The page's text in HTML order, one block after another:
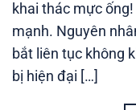
khai thác mực
mạnh. Nguyên
bắt liên tục không
bị hiện đại […]